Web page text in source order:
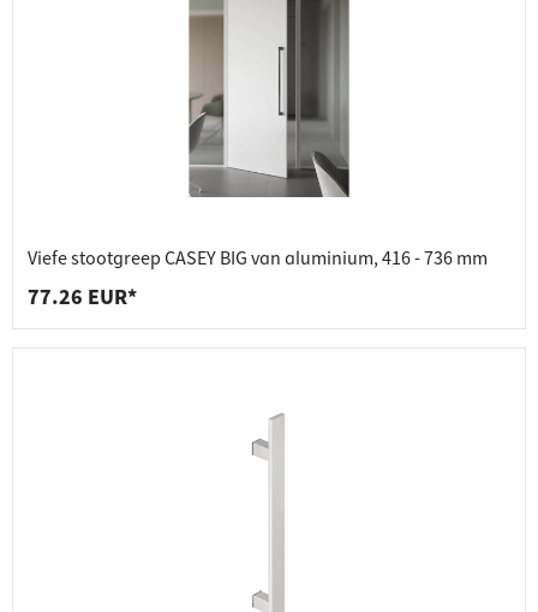
Viefe stootgreep CASEY BIG van aluminium, 416 - 736 mm
77.26 EUR*